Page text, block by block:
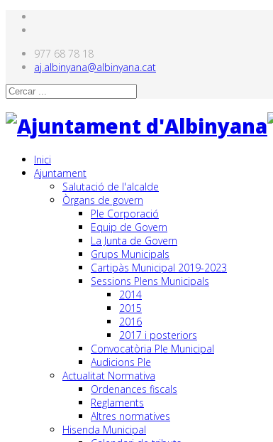
977 68 78 18
aj.albinyana@albinyana.cat
Inici
Ajuntament
Salutació de l'alcalde
Òrgans de govern
Ple Corporació
Equip de Govern
La Junta de Govern
Grups Municipals
Cartipàs Municipal 2019-2023
Sessions Plens Municipals
2014
2015
2016
2017 i posteriors
Convocatòria Ple Municipal
Audicions Ple
Actualitat Normativa
Ordenances fiscals
Reglaments
Altres normatives
Hisenda Municipal